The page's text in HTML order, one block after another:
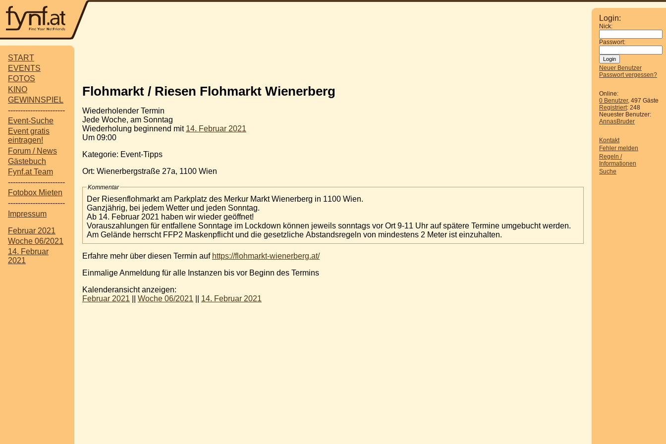
START
EVENTS
FOTOS
KINO
GEWINNSPIEL
-----------------------
Event-Suche
Event gratis
eintragen!
Forum / News
Gästebuch
Fynf.at Team
-----------------------
Fotobox Mieten
-----------------------
Impressum
Februar 2021
Woche 06/2021
14. Februar
2021
Login:
Nick:
Passwort:
Neuer Benutzer
Passwort vergessen?
Online:
0 Benutzer, 497 Gäste
Registriert: 248
Neuester Benutzer:
AnnasBruder
Kontakt
Fehler melden
Regeln /
Informationen
Suche
Flohmarkt / Riesen Flohmarkt Wienerberg
Wiederholender Termin
Jede Woche, am Sonntag
Wiederholung beginnend mit 14. Februar 2021
Um 09:00
Kategorie: Event-Tipps
Ort: Wienerbergstraße 27a, 1100 Wien
Kommentar
Der Riesenflohmarkt am Parkplatz des Merkur Markt Wienerberg in 1100 Wien.
Ganzjährig, bei jedem Wetter und jeden Sonntag.
Ab 14. Februar 2021 haben wir wieder geöffnet!
Vorauszahlungen für entfallene Sonntage im Lockdown können jeweils sonntags vor Ort 9-11 Uhr auf spätere Termine umgebucht werden.
Am Gelände herrscht FFP2 Maskenpflicht und die gesetzliche Abstandsregeln von mindestens 2 Meter ist einzuhalten.
Erfahre mehr über diesen Termin auf https://flohmarkt-wienerberg.at/
Einmalige Anmeldung für alle Instanzen bis vor Beginn des Termins
Kalenderansicht anzeigen:
Februar 2021
Woche 06/2021 14. Februar 2021